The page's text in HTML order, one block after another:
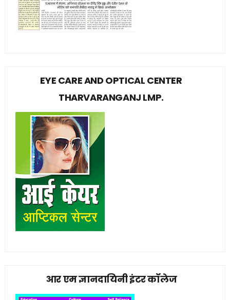
EYE CARE AND OPTICAL CENTER
THARVARANGANJ LMP.
आर एम ज्ञानदायिनी इंटर कॉलेज